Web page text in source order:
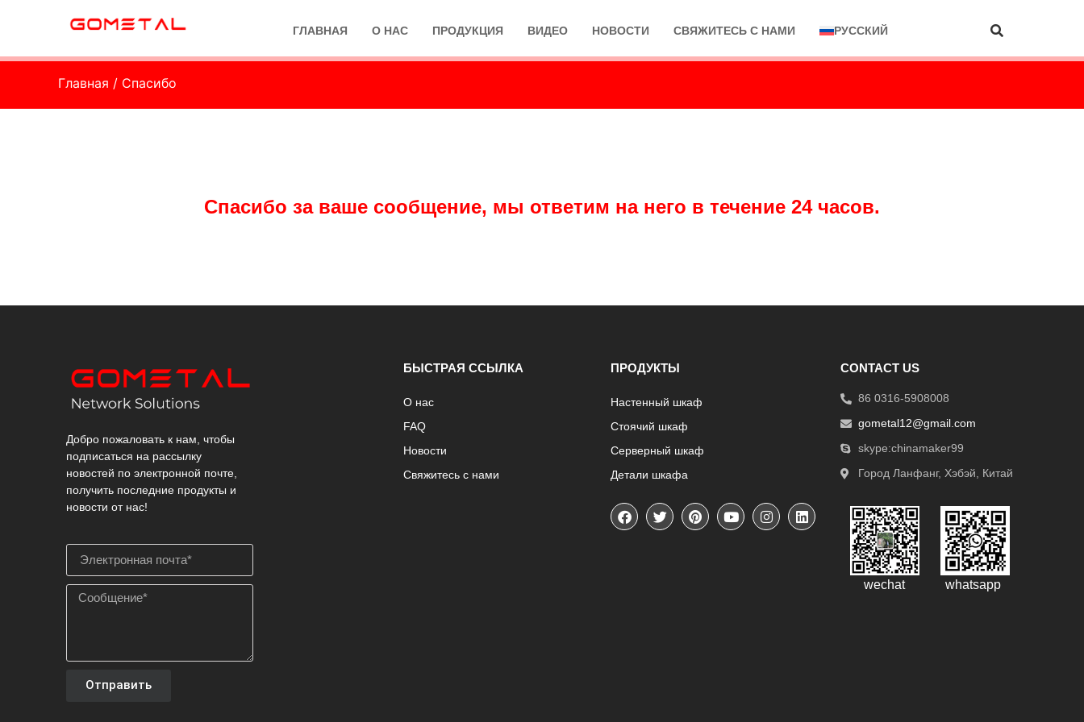
ГЛАВНАЯ О НАС ПРОДУКЦИЯ ВИДЕО НОВОСТИ СВЯЖИТЕСЬ С НАМИ РУССКИЙ
Главная / Спасибо
Спасибо за ваше сообщение, мы ответим на него в течение 24 часов.
Добро пожаловать к нам, чтобы
подписаться на рассылку
новостей по электронной почте,
получить последние продукты и
новости от нас!
Отправить
БЫСТРАЯ ССЫЛКА
О нас
FAQ
Новости
Свяжитесь с нами
ПРОДУКТЫ
Настенный шкаф
Стоячий шкаф
Серверный шкаф
Детали шкафа
CONTACT US
86 0316-5908008
gometal12@gmail.com
skype:chinamaker99
Город Ланфанг, Хэбэй, Китай
wechat whatsapp